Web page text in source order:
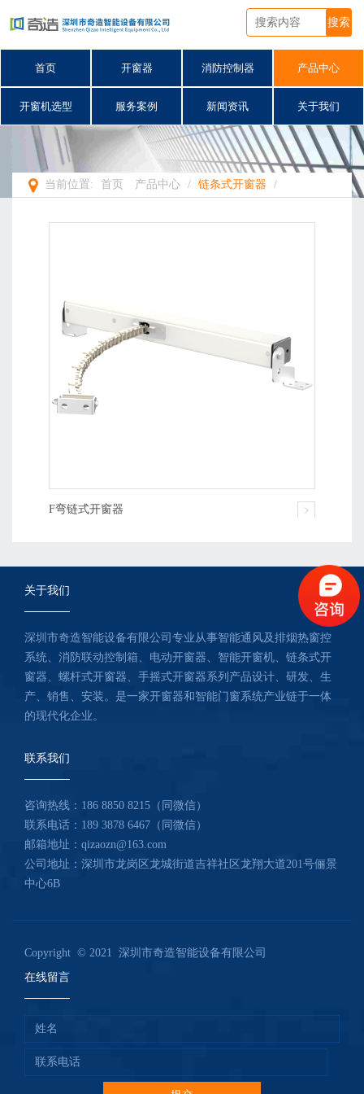
搜索
首页 开窗器 消防控制器 产品中心
开窗机选型 服务案例 新闻资讯 关于我们
当前位置: 首页 产品中心 / 链条式开窗器 /
F弯链式开窗器
关于我们
深圳市奇造智能设备有限公司专业从事智能通风及排烟热窗控
系统、消防联动控制箱、电动开窗器、智能开窗机、链条式开
窗器、螺杆式开窗器、手摇式开窗器系列产品设计、研发、生
产、销售、安装。是一家开窗器和智能门窗系统产业链于一体
的现代化企业。
联系我们
咨询热线： 186 8850 8215（同微信）
联系电话： 189 3878 6467（同微信）
邮箱地址：qizaozn@163.com
公司地址：深圳市龙岗区龙城街道吉祥社区龙翔大道201号俪景
中心6B
Copyright © 2021 深圳市奇造智能设备有限公司
在线留言